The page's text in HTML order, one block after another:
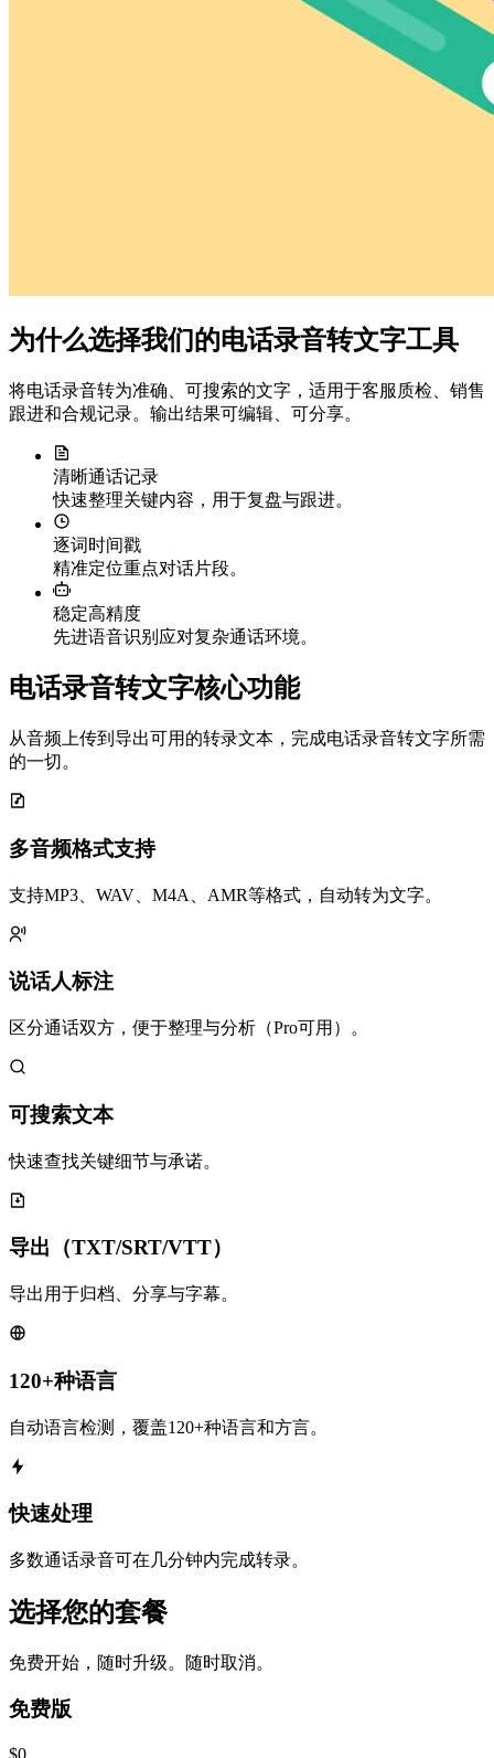
为什么选择我们的电话录音转文字工具
将电话录音转为准确、可搜索的文字，适用于客服质检、销售
跟进和合规记录。输出结果可编辑、可分享。
清晰通话记录
快速整理关键内容，用于复盘与跟进。
逐词时间戳
精准定位重点对话片段。
稳定高精度
先进语音识别应对复杂通话环境。
电话录音转文字核心功能
从音频上传到导出可用的转录文本，完成电话录音转文字所需
的一切。
多音频格式支持
支持MP3、WAV、M4A、AMR等格式，自动转为文字。
说话人标注
区分通话双方，便于整理与分析（Pro可用）。
可搜索文本
快速查找关键细节与承诺。
导出（TXT/SRT/VTT）
导出用于归档、分享与字幕。
120+种语言
自动语言检测，覆盖120+种语言和方言。
快速处理
多数通话录音可在几分钟内完成转录。
选择您的套餐
免费开始，随时升级。随时取消。
免费版